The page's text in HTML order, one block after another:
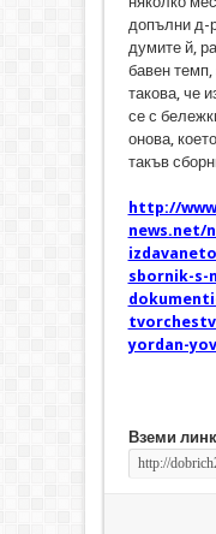
допълни д-
думите й,
бавен темп,
такова, че
се с
онова,
такъв
http://
news.net/
sbornik-s-
yordan-
Вземи